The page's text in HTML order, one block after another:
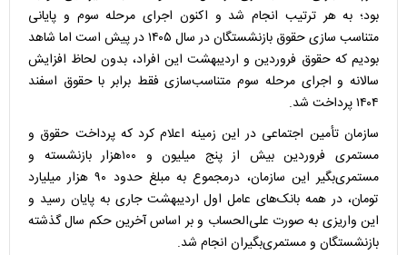
بود؛ به هر ترتیب انجام شد و اکنون اجرای مرحله سوم و پایانی
متناسب سازی حقوق بازنشستگان در سال ۱۴۰۵ در پیش است اما شاهد
بودیم که حقوق فروردین و اردیبهشت این افراد، بدون لحاظ افزایش
سالانه و اجرای مرحله سوم متناسب‌سازی فقط برابر با حقوق اسفند
۱۴۰۴ پرداخت شد.
سازمان تأمین اجتماعی در این زمینه اعلام کرد که پرداخت حقوق و
مستمری فروردین‌ بیش از پنج میلیون و ۱۰۰هزار بازنشسته و
مستمری‌بگیر این سازمان، درمجموع به مبلغ حدود ۹۰ هزار میلیارد
تومان، در همه بانک‌های عامل اول اردیبهشت جاری به پایان رسید و
این واریزی به صورت علی‌الحساب و بر اساس آخرین حکم سال گذشته
بازنشستگان و مستمری‌بگیران انجام شد.